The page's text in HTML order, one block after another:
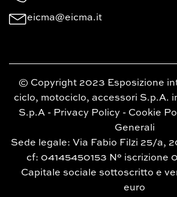
eicma@eicma.it
© Copyright 2023 Esposizione
ciclo, motociclo, accessori S.p.A.
S.p.A - Privacy Policy - Cookie
Generali
Sede legale: Via Fabio Filzi 25/a,
cf: 04145450153 N° iscrizione
Capitale sociale sottoscritto e
euro